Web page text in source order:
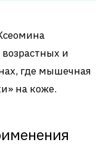
и
где мышечная
на коже.